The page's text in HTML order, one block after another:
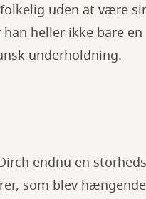
uden at være
heller ikke bare en
underholdning.
endnu en
som blev